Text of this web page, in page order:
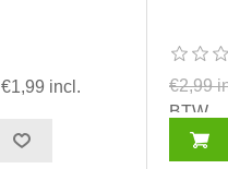
€1,99 incl.
€2,99
BTW